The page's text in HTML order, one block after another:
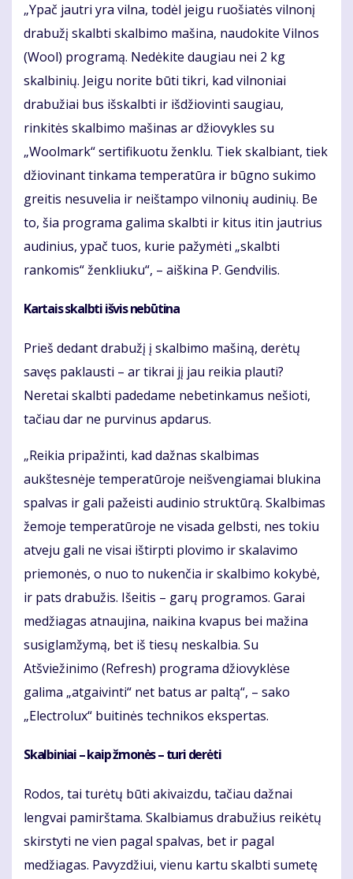
„Ypač jautri yra vilna, todėl jeigu ruošiatės vilnonį
drabužį skalbti skalbimo mašina, naudokite Vilnos
(Wool) programą. Nedėkite daugiau nei 2 kg
skalbinių. Jeigu norite būti tikri, kad vilnoniai
drabužiai bus išskalbti ir išdžiovinti saugiau,
rinkitės skalbimo mašinas ar džiovykles su
„Woolmark“ sertifikuotu ženklu. Tiek skalbiant, tiek
džiovinant tinkama temperatūra ir būgno sukimo
greitis nesuvelia ir neištampo vilnonių audinių. Be
to, šia programa galima skalbti ir kitus itin jautrius
audinius, ypač tuos, kurie pažymėti „skalbti
rankomis“ ženkliuku“, – aiškina P. Gendvilis.
Kartais skalbti išvis nebūtina
Prieš dedant drabužį į skalbimo mašiną, derėtų
savęs paklausti – ar tikrai jį jau reikia plauti?
Neretai skalbti padedame nebetinkamus nešioti,
tačiau dar ne purvinus apdarus.
„Reikia pripažinti, kad dažnas skalbimas
aukštesnėje temperatūroje neišvengiamai blukina
spalvas ir gali pažeisti audinio struktūrą. Skalbimas
žemoje temperatūroje ne visada gelbsti, nes tokiu
atveju gali ne visai ištirpti plovimo ir skalavimo
priemonės, o nuo to nukenčia ir skalbimo kokybė,
ir pats drabužis. Išeitis – garų programos. Garai
medžiagas atnaujina, naikina kvapus bei mažina
susiglamžymą, bet iš tiesų neskalbia. Su
Atšviežinimo (Refresh) programa džiovyklėse
galima „atgaivinti“ net batus ar paltą“, – sako
„Electrolux“ buitinės technikos ekspertas.
Skalbiniai – kaip žmonės – turi derėti
Rodos, tai turėtų būti akivaizdu, tačiau dažnai
lengvai pamirštama. Skalbiamus drabužius reikėtų
skirstyti ne vien pagal spalvas, bet ir pagal
medžiagas. Pavyzdžiui, vienu kartu skalbti sumetę